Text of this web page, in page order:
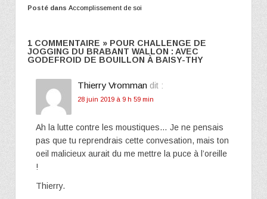
Posté dans Accomplissement de soi
1 COMMENTAIRE » POUR CHALLENGE DE
JOGGING DU BRABANT WALLON : AVEC
GODEFROID DE BOUILLON À BAISY-THY
Thierry Vromman dit :
28 juin 2019 à 9 h 59 min
Ah la lutte contre les moustiques… Je ne pensais
pas que tu reprendrais cette convesation, mais ton
oeil malicieux aurait du me mettre la puce à l’oreille
!
Thierry.